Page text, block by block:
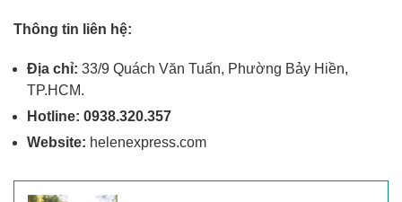
Thông tin liên hệ:
Địa chỉ: 33/9 Quách Văn Tuấn, Phường Bảy Hiền,
TP.HCM.
Hotline: 0938.320.357
Website: helenexpress.com